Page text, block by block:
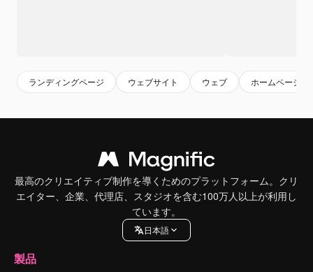
ランディングページ ウェブサイト ウェブ ホームページ
最高のクリエイティブ制作を導くためのプラットフォーム。クリ
エイター、企業、代理店、スタジオを含む100万人以上が利用し
ています。
日本語
製品